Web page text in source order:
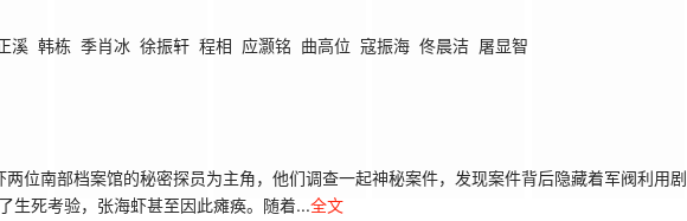
溪 韩栋 季肖冰 徐振轩 程相 应灏铭 曲高位 寇振海 佟晨洁 屠显智
位南部档案馆的秘密探员为主角，他们调查一起神秘案件，发现案件背后隐藏着军阀利用剧
生死考验，张海虾甚至因此瘫痪。随着...全文